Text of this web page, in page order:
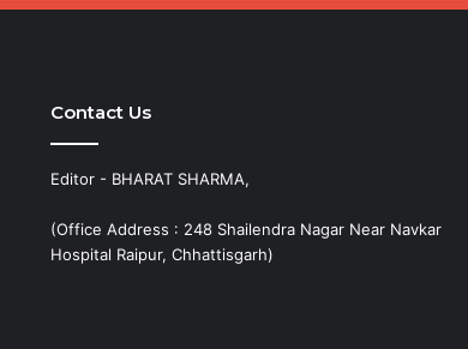
Contact Us
Editor - BHARAT SHARMA,
(Office Address : 248 Shailendra Nagar Near Navkar
Hospital Raipur, Chhattisgarh)